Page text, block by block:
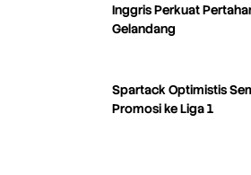
Inggris Perkuat
Gelandang
Spartack Optimistis
Promosi ke Liga 1